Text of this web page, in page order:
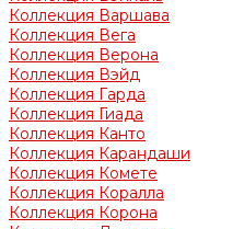
Коллекция Варшава
Коллекция Вега
Коллекция Верона
Коллекция Вэйд
Коллекция Гарда
Коллекция Гиада
Коллекция Канто
Коллекция Карандаши
Коллекция Комете
Коллекция Коралла
Коллекция Корона